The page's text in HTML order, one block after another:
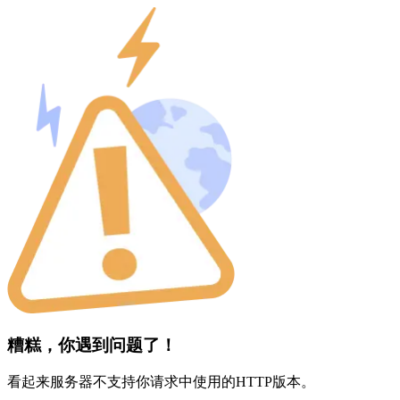
糟糕，你遇到问题了！
看起来服务器不支持你请求中使用的HTTP版本。